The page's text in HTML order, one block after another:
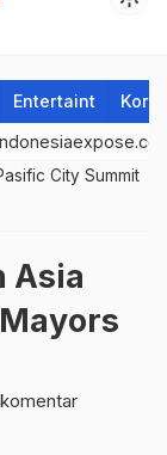
Entertaint
City Summit
Asia